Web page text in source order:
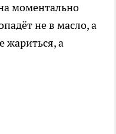
моментально
не в масло, а
жариться, а